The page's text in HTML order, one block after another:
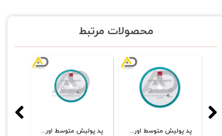
محصولات مرتبط
پد پولیش متوسط اوربيتال 125 میلی‌متری روپس
پد پولیش متوسط اوربيتال 150 میلی‌متری روپس